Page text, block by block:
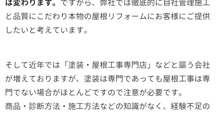
は変わります。 ですから、弊社では徹底的に自社管理施工
と品質にこだわり本物の屋根リフォームにお客様にご提供
したいと考えています。
そして近年では「塗装・屋根工事専門店」などと謳う会社
が増えておりますが、塗装は専門であっても屋根工事は専
門でない場合がほとんどですので注意が必要です。
商品・診断方法・施工方法などの知識がなく、経験不足の